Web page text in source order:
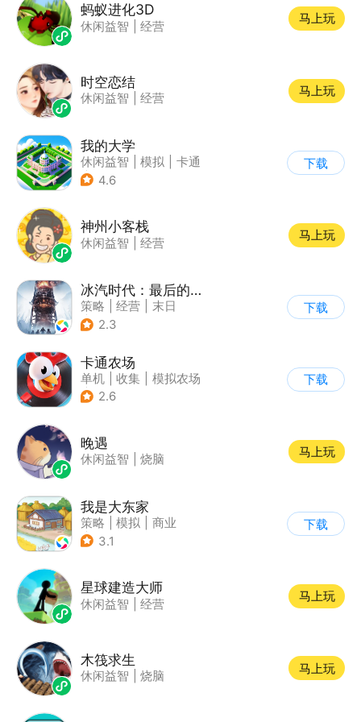
蚂蚁进化3D
休闲益智 经营
马上玩
时空恋结
休闲益智 经营
马上玩
我的大学
休闲益智 模拟
卡通
| 九游
4.6
下载
神州小客栈
休闲益智 经营
马上玩
冰汽时代：最后的家园
策略 经营
末日
| steam游戏
2.3
下载
卡通农场
单机 收集
模拟农场
| 卡通
2.6
下载
晚遇
休闲益智 烧脑
马上玩
我是大东家
策略 模拟
商业
| 卡通
3.1
下载
星球建造大师
休闲益智 经营
马上玩
木筏求生
休闲益智 烧脑
马上玩